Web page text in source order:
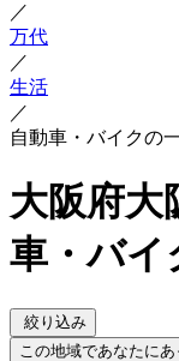
／
万代
／
生活
／
自動車・バイクの
大阪府大
車・バイ
絞り込み
この地域であなたに